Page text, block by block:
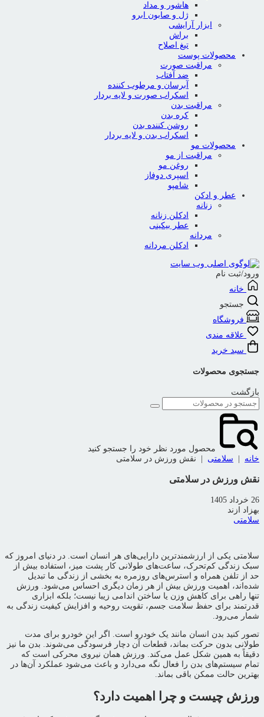
هاشور و مداد
ژل و صابون ابرو
ابزار آرایشی
براش
تیغ اصلاح
محصولات پوست
مراقبت صورت
ضد آفتاب
آبرسان و مرطوب کننده
اسکراب صورت و لایه بردار
مراقبت بدن
کره بدن
روشن کننده بدن
اسکراب بدن و لایه بردار
محصولات مو
مراقبت از مو
روغن مو
اسپری دوفاز
شامپو
عطر و ادکن
زنانه
ادکلن زنانه
عطر بیکینی
مردانه
ادکلن مردانه
ورود/ثبت نام
خانه
جستجو
فروشگاه
علاقه مندی
سبد خرید
جستجوی محصولات
بازگشت
محصول مورد نظر خود را جستجو کنید
خانه
سلامتی نقش ورزش در سلامتی
نقش ورزش در سلامتی
26 خرداد 1405
بهزاد ازند
سلامتی
سلامتی یکی از ارزشمندترین دارایی‌های هر انسان است. در دنیای امروز که
سبک زندگی کم‌تحرک، ساعت‌های طولانی کار پشت میز، استفاده بیش از
حد از تلفن همراه و استرس‌های روزمره به بخشی از زندگی ما تبدیل
شده‌اند، اهمیت ورزش بیش از هر زمان دیگری احساس می‌شود. ورزش
تنها راهی برای کاهش وزن یا ساختن اندامی زیبا نیست؛ بلکه ابزاری
قدرتمند برای حفظ سلامت جسم، تقویت روحیه و افزایش کیفیت زندگی به
شمار می‌رود.
تصور کنید بدن انسان مانند یک خودرو است. اگر این خودرو برای مدت
طولانی بدون حرکت بماند، قطعات آن دچار فرسودگی می‌شوند. بدن ما نیز
دقیقاً به همین شکل عمل می‌کند. ورزش همان نیروی محرکی است که
تمام سیستم‌های بدن را فعال نگه می‌دارد و باعث می‌شود عملکرد آن‌ها در
بهترین حالت ممکن باقی بماند.
ورزش چیست و چرا اهمیت دارد؟